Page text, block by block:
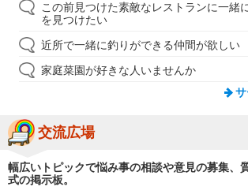
この前見つけた素敵なレストランに一緒
を見つけたい
近所で一緒に釣りができる仲間が欲しい
家庭菜園が好きな人いませんか
交流広場
幅広いトピックで悩み事の相談や意見の募集、
式の掲示板。